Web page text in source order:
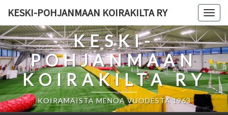
content
KESKI-POHJANMAAN KOIRAKILTA RY
KESKI-
POHJANMAAN
KOIRAKILTA RY
KOIRAMAISTA MENOA VUODESTA 1963